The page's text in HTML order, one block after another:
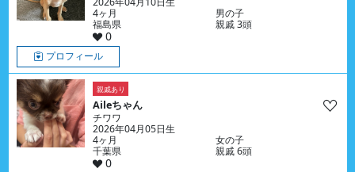
4ヶ月
男の子
福島県
親戚 3頭
0
プロフィール
親戚あり
Aileちゃん
チワワ
2026年04月05日生
4ヶ月
女の子
千葉県
親戚 6頭
0